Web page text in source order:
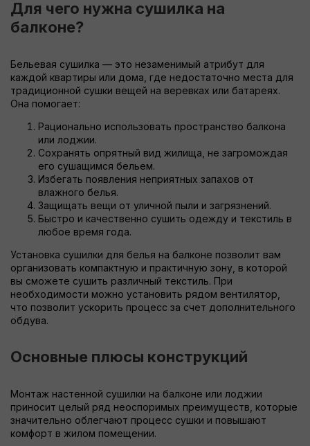
Для чего нужна сушилка на
балконе?
Бельевая сушилка — это незаменимый атрибут для
каждой квартиры или дома, где недостаточно места для
традиционной сушки вещей на веревках или батареях.
Она помогает:
Рационально использовать пространство балкона
или лоджии.
Сохранять опрятный вид жилища, не загромождая
его сушащимся бельем.
Избегать появления неприятных запахов от
влажного белья.
Защищать вещи от уличной пыли и загрязнений.
Быстро и качественно сушить одежду и текстиль в
любое время года.
Установка сушилки для белья на балконе позволит вам
организовать компактную и практичную зону, в которой
вы сможете сушить различный текстиль. При
необходимости можно установить рядом вентилятор,
что позволит ускорить процесс за счет дополнительного
обдува.
Основные плюсы конструкций
Монтаж настенной сушилки на балконе или лоджии
приносит целый ряд неоспоримых преимуществ, которые
значительно облегчают процесс сушки и повышают
комфорт в жилом помещении.